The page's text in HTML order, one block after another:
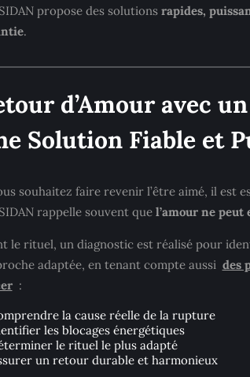
propose des solutions rapides,
.
d’Amour avec
Solution Fiable et
souhaitez faire revenir l’être aimé, il est
rappelle souvent que l’amour ne peut
le rituel, un diagnostic est réalisé pour
adaptée, en tenant compte aussi des
:
la cause réelle de la rupture
les blocages énergétiques
le rituel le plus adapté
un retour durable et harmonieux